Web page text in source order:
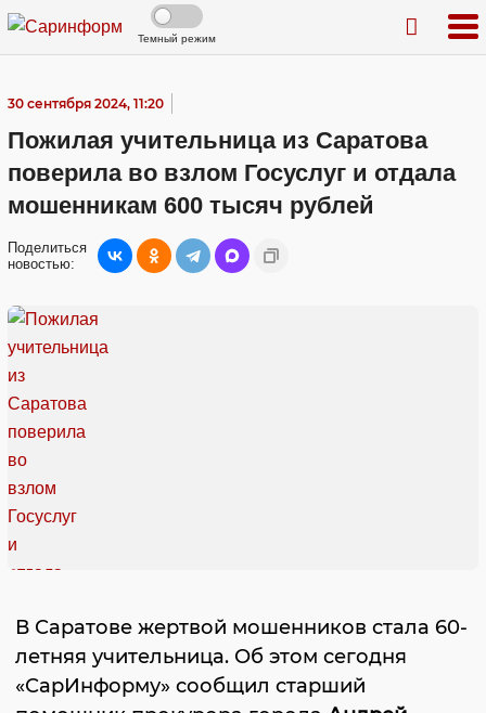
Темный режим
30 сентября 2024, 11:20
Пожилая учительница из Саратова
поверила во взлом Госуслуг и отдала
мошенникам 600 тысяч рублей
Поделиться
новостью:
В Саратове жертвой мошенников стала 60-
летняя учительница. Об этом сегодня
«СарИнформу» сообщил старший